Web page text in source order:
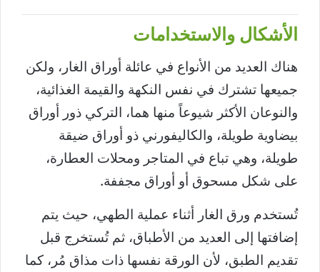
الأشكال والاستخدامات
هناك العديد من الأنواع في عائلة أوراق الغار، ولكن
جميعها تشترك في نفس النكهة والقيمة الغذائية،
والنوعان الأكثر شيوعاً منها هما، التركي ذور أوراق
بيضاوية طويلة، والكاليفورني ذو أوراق ضيقة
طويلة، وهي تباع في المتاجر ومحلات العطارة،
على شكل مسحوق أو أوراق مجففة.
تُستخدم ورق الغار أثناء عملية الطهي، حيث يتم
إضافتها إلى العديد من الأطباق، ثم تُستخرج قبل
تقديم الطبق، لأن الورقة نفسها ذات مذاق مُر، كما